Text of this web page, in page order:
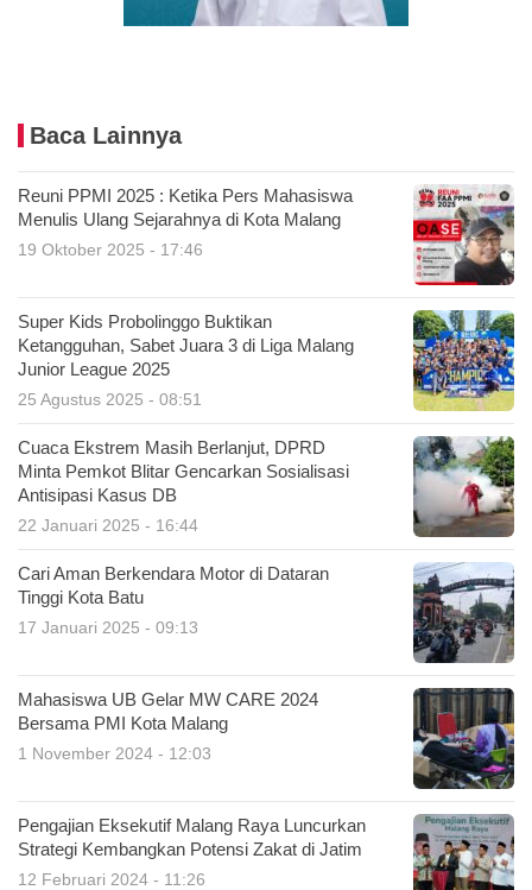
Baca Lainnya
Reuni PPMI 2025 : Ketika Pers Mahasiswa
Menulis Ulang Sejarahnya di Kota Malang
19 Oktober 2025 - 17:46
Super Kids Probolinggo Buktikan
Ketangguhan, Sabet Juara 3 di Liga Malang
Junior League 2025
25 Agustus 2025 - 08:51
Cuaca Ekstrem Masih Berlanjut, DPRD
Minta Pemkot Blitar Gencarkan Sosialisasi
Antisipasi Kasus DB
22 Januari 2025 - 16:44
Cari Aman Berkendara Motor di Dataran
Tinggi Kota Batu
17 Januari 2025 - 09:13
Mahasiswa UB Gelar MW CARE 2024
Bersama PMI Kota Malang
1 November 2024 - 12:03
Pengajian Eksekutif Malang Raya Luncurkan
Strategi Kembangkan Potensi Zakat di Jatim
12 Februari 2024 - 11:26